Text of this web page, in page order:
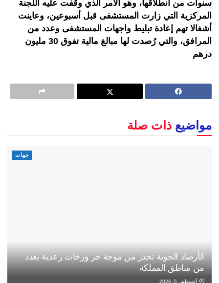
سنوات من انطلاقها، وهو الأمر الذي وقفت عليه اللجنة
المركزية التي زارت المستشفى قبل أسبوعين، وعاينت
أشغالا تهم إعادة تبليط واجهات المستشفى وعدد من
المرافق، والتي رُصدت لها مبالغ مالية تفوق 30 مليون
درهم
مواضيع ذات صلة
جهات
الأرصاد الجوية تحذر من موجة حر وزخات رعدية بعدد
من مناطق المملكة
أغسطس 5, 2026